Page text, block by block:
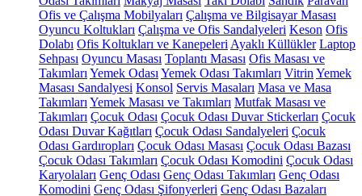
Ofis ve Çalışma Mobilyaları Çalışma ve Bilgisayar Masası
Oyuncu Koltukları Çalışma ve Ofis Sandalyeleri Keson Ofis
Dolabı Ofis Koltukları ve Kanepeleri Ayaklı Küllükler Laptop
Sehpası Oyuncu Masası Toplantı Masası Ofis Masası ve
Takımları Yemek Odası Yemek Odası Takımları Vitrin Yemek
Masası Sandalyesi Konsol Servis Masaları Masa ve Masa
Takımları Yemek Masası ve Takımları Mutfak Masası ve
Takımları Çocuk Odası Çocuk Odası Duvar Stickerları Çocuk
Odası Duvar Kağıtları Çocuk Odası Sandalyeleri Çocuk
Odası Gardıropları Çocuk Odası Masası Çocuk Odası Bazası
Çocuk Odası Takımları Çocuk Odası Komodini Çocuk Odası
Karyolaları Genç Odası Genç Odası Takımları Genç Odası
Komodini Genç Odası Şifonyerleri Genç Odası Bazaları